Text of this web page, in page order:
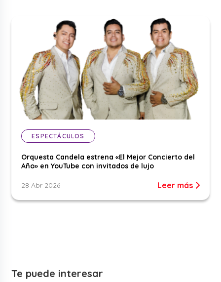
ESPECTÁCULOS
Orquesta Candela estrena «El Mejor Concierto del
Año» en YouTube con invitados de lujo
28 Abr 2026 Leer más
Te puede interesar